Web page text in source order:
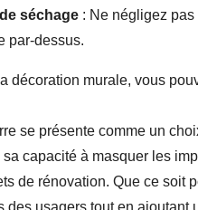
séchage : Ne négligez
par-dessus.
décoration murale, vous
se présente comme un
capacité à masquer les
de rénovation. Que ce soit
des usagers tout en ajoutant